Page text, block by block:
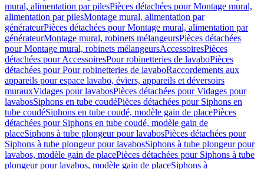
mural, alimentation par pilesPièces détachées pour Montage mural,
alimentation par pilesMontage mural, alimentation par
générateurPièces détachées pour Montage mural, alimentation par
générateurMontage mural, robinets mélangeursPièces détachées
pour Montage mural, robinets mélangeursAccessoiresPièces
détachées pour AccessoiresPour robinetteries de lavaboPièces
détachées pour Pour robinetteries de lavaboRaccordements aux
appareils pour espace lavabo, éviers, appareils et déversoirs
murauxVidages pour lavabosPièces détachées pour Vidages pour
lavabosSiphons en tube coudéPièces détachées pour Siphons en
tube coudéSiphons en tube coudé, modèle gain de placePièces
détachées pour Siphons en tube coudé, modèle gain de
placeSiphons à tube plongeur pour lavabosPièces détachées pour
Siphons à tube plongeur pour lavabosSiphons à tube plongeur pour
lavabos, modèle gain de placePièces détachées pour Siphons à tube
plongeur pour lavabos, modèle gain de placeSiphons à